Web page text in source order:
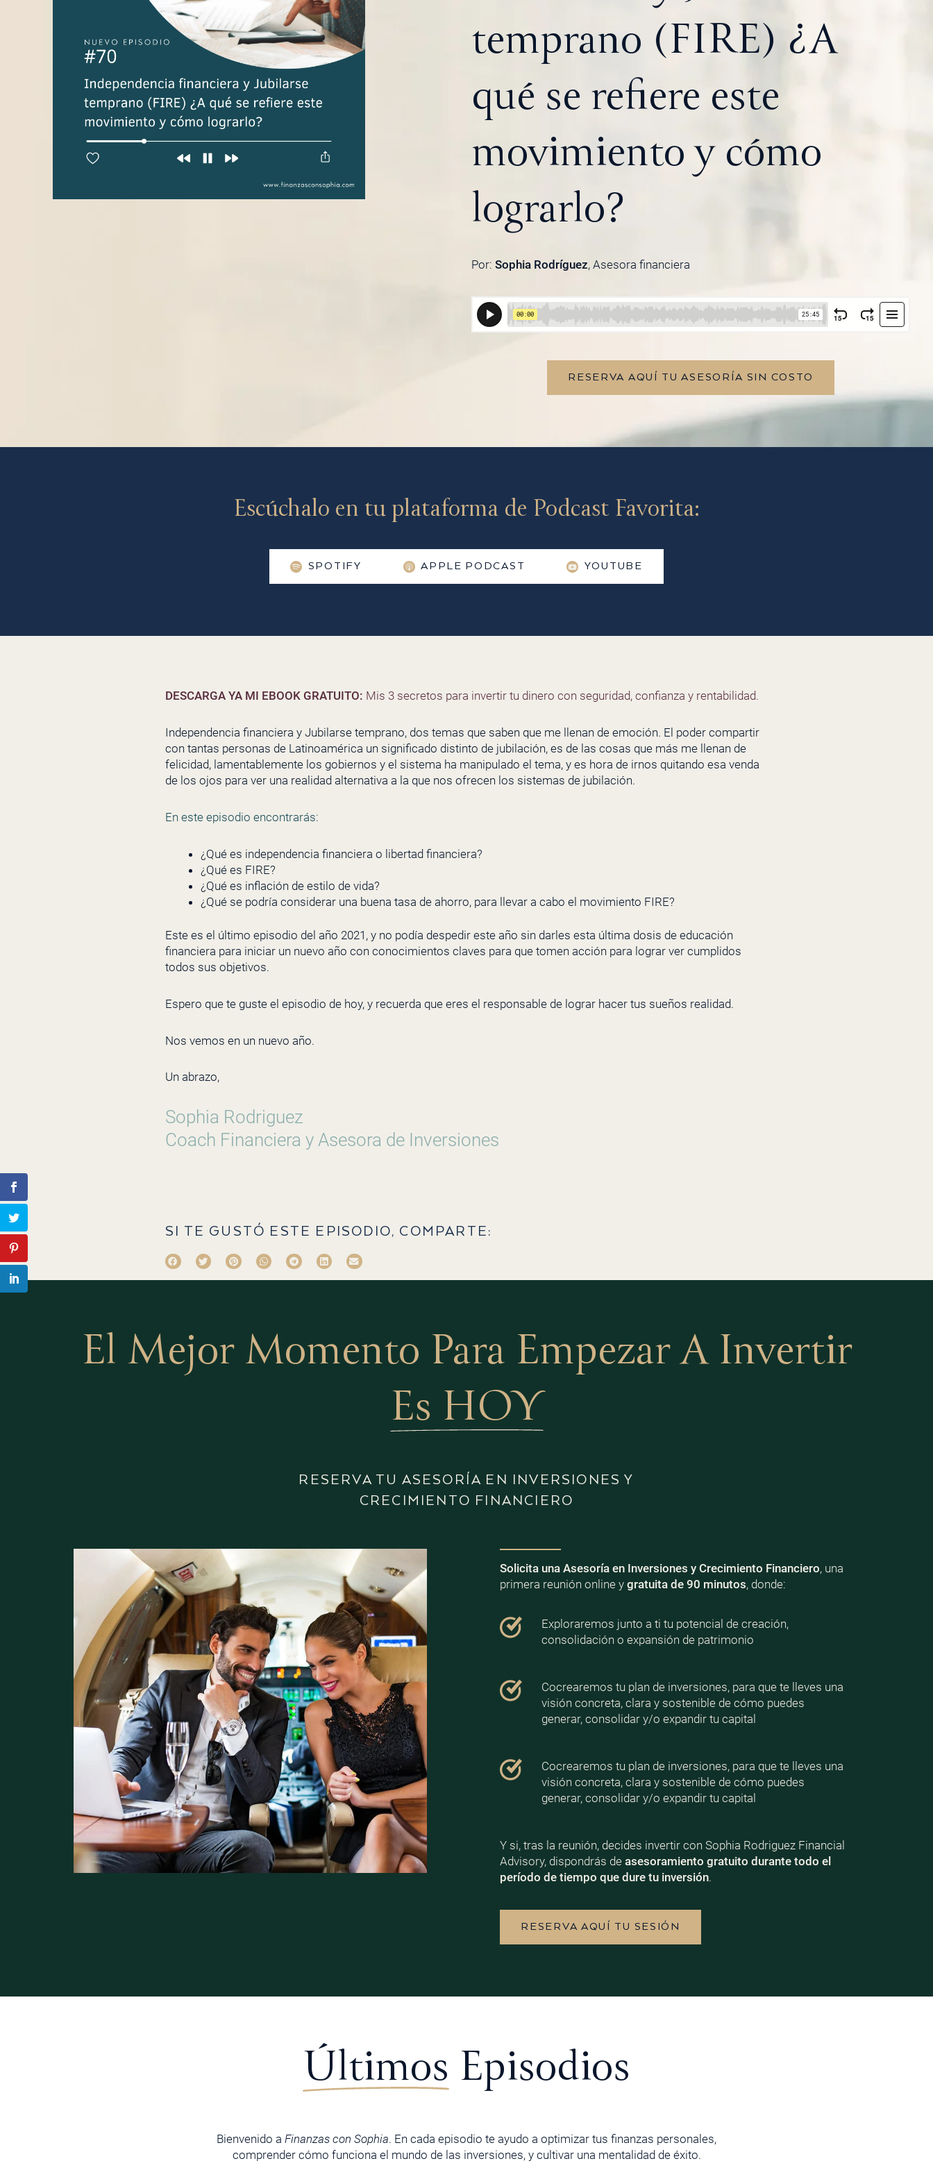
temprano (FIRE) ¿A
qué se refiere este
movimiento y cómo
lograrlo?
Por:Sophia Rodríguez, Asesora financiera
RESERVA AQUÍ TU ASESORÍA SIN COSTO
Escúchalo en tu plataforma de Podcast Favorita:
SPOTIFY APPLE PODCAST YOUTUBE
DESCARGA YA MI EBOOK GRATUITO: Mis 3 secretos para invertir tu dinero con seguridad, confianza y rentabilidad.
Independencia financiera y Jubilarse temprano, dos temas que saben que me llenan de emoción. El poder compartir
con tantas personas de Latinoamérica un significado distinto de jubilación, es de las cosas que más me llenan de
felicidad, lamentablemente los gobiernos y el sistema ha manipulado el tema, y es hora de irnos quitando esa venda
de los ojos para ver una realidad alternativa a la que nos ofrecen los sistemas de jubilación.
En este episodio encontrarás:
¿Qué es independencia financiera o libertad financiera?
¿Qué es FIRE?
¿Qué es inflación de estilo de vida?
¿Qué se podría considerar una buena tasa de ahorro, para llevar a cabo el movimiento FIRE?
Este es el último episodio del año 2021, y no podía despedir este año sin darles esta última dosis de educación
financiera para iniciar un nuevo año con conocimientos claves para que tomen acción para lograr ver cumplidos
todos sus objetivos.
Espero que te guste el episodio de hoy, y recuerda que eres el responsable de lograr hacer tus sueños realidad.
Nos vemos en un nuevo año.
Un abrazo,
Sophia Rodriguez
Coach Financiera y Asesora de Inversiones
SI TE GUSTÓ ESTE EPISODIO, COMPARTE:
El Mejor Momento Para Empezar A Invertir
Es HOY
RESERVA TU ASESORÍA EN INVERSIONES Y
CRECIMIENTO FINANCIERO
Solicita una Asesoría en Inversiones y Crecimiento Financiero, una
primera reunión online ygratuita de 90 minutos, donde:
Exploraremos junto a ti tu potencial de creación,
consolidación o expansión de patrimonio
Cocrearemos tu plan de inversiones, para que te lleves una
visión concreta, clara y sostenible de cómo puedes
generar, consolidar y/o expandir tu capital
Cocrearemos tu plan de inversiones, para que te lleves una
visión concreta, clara y sostenible de cómo puedes
generar, consolidar y/o expandir tu capital
Y si, tras la reunión, decides invertir con Sophia Rodriguez Financial
Advisory, dispondrás deasesoramiento gratuito durante todo el
período de tiempo que dure tu inversión.
RESERVA AQUÍ TU SESIÓN
Últimos Episodios
Bienvenido a Finanzas con Sophia. En cada episodio te ayudo a optimizar tus finanzas personales,
comprender cómo funciona el mundo de las inversiones, y cultivar una mentalidad de éxito.